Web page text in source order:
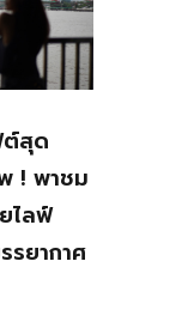
ต์สุด
! พาชม
ไลฟ์
รยากาศ